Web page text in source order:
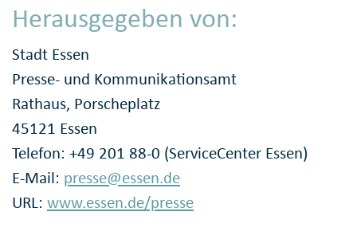
Herausgegeben von:
Stadt Essen
Presse- und Kommunikationsamt
Rathaus, Porscheplatz
45121 Essen
Telefon: +49 201 88-0 (ServiceCenter Essen)
E-Mail: presse@essen.de
URL: www.essen.de/presse